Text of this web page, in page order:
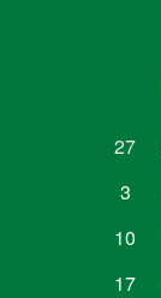
27
3
10
17